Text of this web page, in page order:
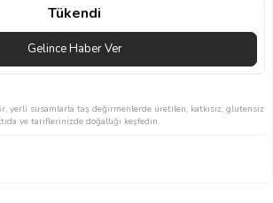
Tükendi
Gelince Haber Ver
yerli susamlarla taş değirmenlerde üretilen, katkısız, glutensiz
ve tariflerinizde doğallığı keşfedin.